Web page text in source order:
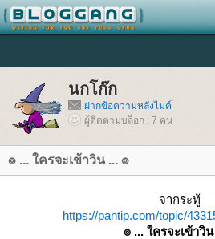
นกโก๊ก
ฝากข้อความหลังไมค์
ผู้ติดตามบล็อก : 7 คน
๏ ... ใครจะเข้าวิน ... ๏
จากระทู้
https://pantip.com/topic/
๏ ... ใครจะเข้าวิ